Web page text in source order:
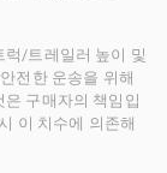
럭/트레일러 높이 및
전한 운송을 위해
구매자의 책임입
이 치수에 의존해